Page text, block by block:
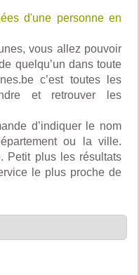
d'une personne en
vous allez pouvoir
quelqu’un dans toute
c’est toutes les
et retrouver les
d’indiquer le nom
ou la ville.
Petit plus les résultats
le plus proche de